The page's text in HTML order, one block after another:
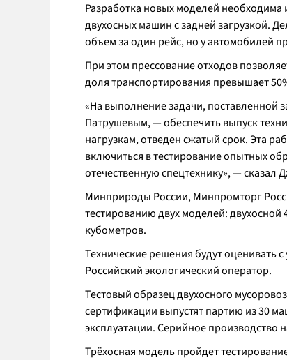
Разработка новых моделей необходима
двухосных машин с задней загрузкой.
объем за один рейс, но у автомобилей
При этом прессование отходов
доля транспортирования превышает
«На выполнение задачи, поставленной
Патрушевым, — обеспечить выпуск
нагрузкам, отведен сжатый срок. Эта
включиться в тестирование опытных
отечественную спецтехнику», — сказал
Минприроды России, Минпромторг
тестированию двух моделей: двухосной
кубометров.
Технические решения будут оценивать
Российский экологический оператор.
Тестовый образец двухосного
сертификации выпустят партию из 30
эксплуатации. Серийное производство
Трёхосная модель пройдет